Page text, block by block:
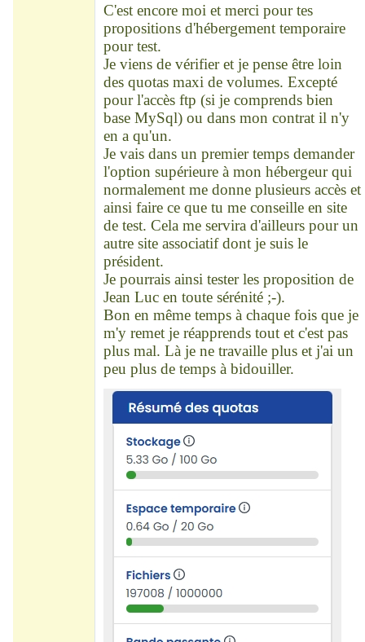
C'est encore moi et merci pour tes
propositions d'hébergement temporaire
pour test.
Je viens de vérifier et je pense être loin
des quotas maxi de volumes. Excepté
pour l'accès ftp (si je comprends bien
base MySql) ou dans mon contrat il n'y
en a qu'un.
Je vais dans un premier temps demander
l'option supérieure à mon hébergeur qui
normalement me donne plusieurs accès et
ainsi faire ce que tu me conseille en site
de test. Cela me servira d'ailleurs pour un
autre site associatif dont je suis le
président.
Je pourrais ainsi tester les proposition de
Jean Luc en toute sérénité ;-).
Bon en même temps à chaque fois que je
m'y remet je réapprends tout et c'est pas
plus mal. Là je ne travaille plus et j'ai un
peu plus de temps à bidouiller.